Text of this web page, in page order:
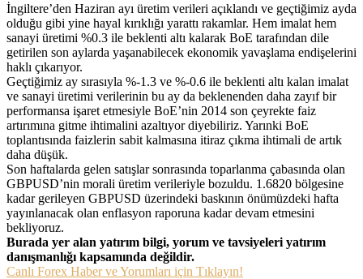
İngiltere’den Haziran ayı üretim verileri açıklandı ve geçtiğimiz ayda
olduğu gibi yine hayal kırıklığı yarattı rakamlar. Hem imalat hem
sanayi üretimi %0.3 ile beklenti altı kalarak BoE tarafından dile
getirilen son aylarda yaşanabilecek ekonomik yavaşlama endişelerini
haklı çıkarıyor.
Geçtiğimiz ay sırasıyla %-1.3 ve %-0.6 ile beklenti altı kalan imalat
ve sanayi üretimi verilerinin bu ay da beklenenden daha zayıf bir
performansa işaret etmesiyle BoE’nin 2014 son çeyrekte faiz
artırımına gitme ihtimalini azaltıyor diyebiliriz. Yarınki BoE
toplantısında faizlerin sabit kalmasına itiraz çıkma ihtimali de artık
daha düşük.
Son haftalarda gelen satışlar sonrasında toparlanma çabasında olan
GBPUSD’nin morali üretim verileriyle bozuldu. 1.6820 bölgesine
kadar gerileyen GBPUSD üzerindeki baskının önümüzdeki hafta
yayınlanacak olan enflasyon raporuna kadar devam etmesini
bekliyoruz.
Burada yer alan yatırım bilgi, yorum ve tavsiyeleri yatırım
danışmanlığı kapsamında değildir.
Canlı Forex Haber ve Yorumları için Tıklayın!